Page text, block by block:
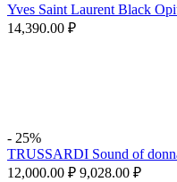
Yves Saint Laurent Black
14,390.00 ₽
- 25%
TRUSSARDI Sound of
12,000.00 ₽ 9,028.00 ₽